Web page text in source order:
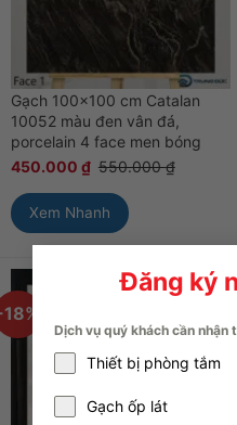
Đăng ký
Dịch vụ quý khách cần nhận
Thiết bị phòng tắm
Gạch ốp lát
Gạch 100×100 cm Catalan
10052 màu đen vân đá,
porcelain 4 face men bóng
450.000 ₫ 550.000₫
Xem Nhanh